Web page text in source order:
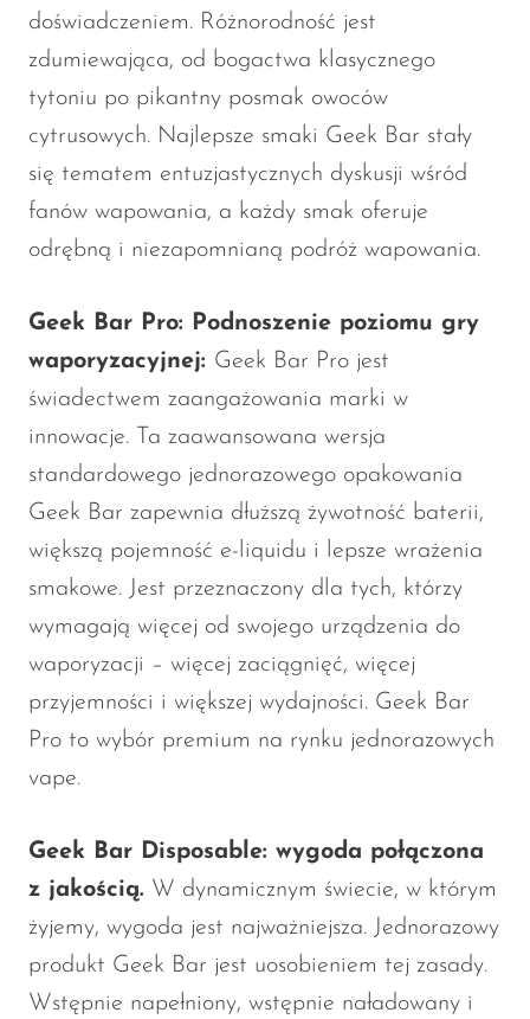
doświadczeniem. Różnorodność jest
zdumiewająca, od bogactwa klasycznego
tytoniu po pikantny posmak owoców
cytrusowych. Najlepsze smaki Geek Bar stały
się tematem entuzjastycznych dyskusji wśród
fanów wapowania, a każdy smak oferuje
odrębną i niezapomnianą podróż wapowania.
Geek Bar Pro: Podnoszenie poziomu gry
waporyzacyjnej: Geek Bar Pro jest
świadectwem zaangażowania marki w
innowacje. Ta zaawansowana wersja
standardowego jednorazowego opakowania
Geek Bar zapewnia dłuższą żywotność baterii,
większą pojemność e-liquidu i lepsze wrażenia
smakowe. Jest przeznaczony dla tych, którzy
wymagają więcej od swojego urządzenia do
waporyzacji – więcej zaciągnięć, więcej
przyjemności i większej wydajności. Geek Bar
Pro to wybór premium na rynku jednorazowych
vape.
Geek Bar Disposable: wygoda połączona
z jakością. W dynamicznym świecie, w którym
żyjemy, wygoda jest najważniejsza. Jednorazowy
produkt Geek Bar jest uosobieniem tej zasady.
Wstępnie napełniony, wstępnie naładowany i